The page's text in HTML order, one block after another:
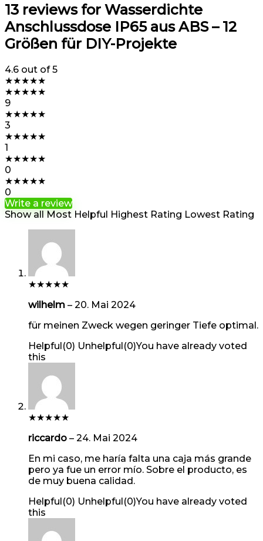
13 reviews for Wasserdichte
Anschlussdose IP65 aus ABS – 12
Größen für DIY-Projekte
4.6 out of 5
★★★★★
★★★★★
9
★★★★★
3
★★★★★
1
★★★★★
0
★★★★★
0
Write a review
Show all Most Helpful Highest Rating Lowest Rating
★★★★★
wilhelm – 20. Mai 2024
für meinen Zweck wegen geringer Tiefe optimal.
Helpful(0) Unhelpful(0)You have already voted
this
★★★★★
riccardo – 24. Mai 2024
En mi caso, me haría falta una caja más grande
pero ya fue un error mío. Sobre el producto, es
de muy buena calidad.
Helpful(0) Unhelpful(0)You have already voted
this